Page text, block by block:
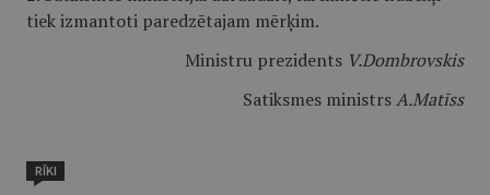
tiek izmantoti paredzētajam mērķim.
Ministru prezidents V.Dombrovskis
Satiksmes ministrsA.Matīss
RĪKI